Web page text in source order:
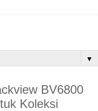
▼
BV6800
Koleksi